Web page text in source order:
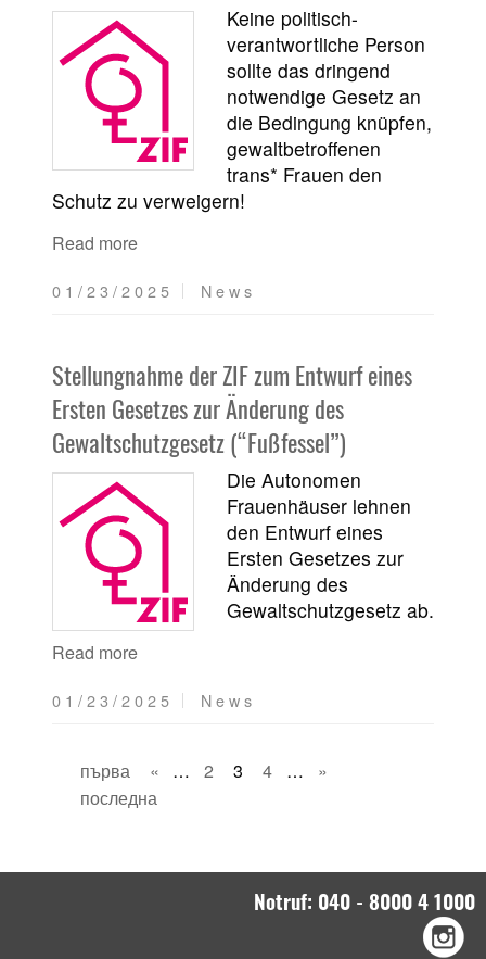
Keine politisch-
verantwortliche Person
sollte das dringend
notwendige Gesetz an
die Bedingung knüpfen,
gewaltbetroffenen
trans* Frauen den
Schutz zu verweigern!
Read more
01/23/2025 News
Stellungnahme der ZIF zum Entwurf eines
Ersten Gesetzes zur Änderung des
Gewaltschutzgesetz (“Fußfessel”)
Die Autonomen
Frauenhäuser lehnen
den Entwurf eines
Ersten Gesetzes zur
Änderung des
Gewaltschutzgesetz ab.
Read more
01/23/2025 News
първа « … 2 3 4 …
»
последна
Notruf: 040 - 8000 4 1000